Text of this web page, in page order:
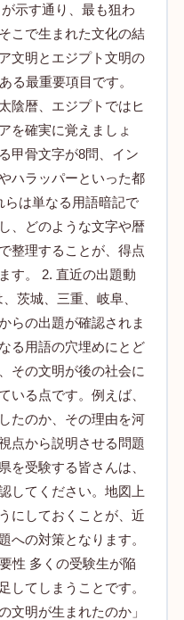
示す通り、最も狙わ
こで生まれた文化の結
文明とエジプト文明の
る最重要項目です。
陰暦、エジプトではヒ
を確実に覚えましょ
甲骨文字が8問、イン
ハラッパーといった都
は単なる用語暗記で
、どのような文字や暦
整理することが、得点
す。 2. 直近の出題動
茨城、三重、岐阜、
らの出題が確認されま
る用語の穴埋めにとど
その文明が後の社会に
いる点です。例えば、
たのか、その理由を河
点から説明させる問題
を受験する皆さんは、
してください。地図上
にしておくことが、近
への対策となります。
性 多くの受験生が陥
してしまうことです。
文明が生まれたのか」